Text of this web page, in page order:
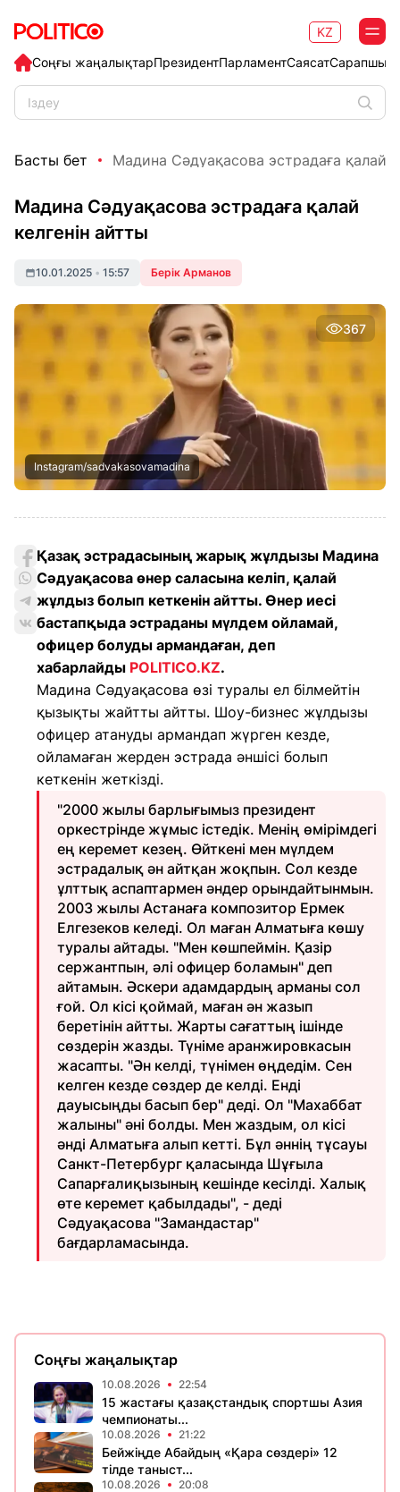
Соңғы жаңалықтарПрезидентПарламентСаясат
KZ
Басты бет Мадина Сәдуақасова эстрадаға қалай
Мадина Сәдуақасова эстрадаға қалай
келгенін айтты
10.01.2025 • 15:57 Берік Арманов
367
Instagram/sadvakasovamadina
Қазақ эстрадасының жарық жұлдызы Мадина
Сәдуақасова өнер саласына келіп, қалай
жұлдыз болып кеткенін айтты. Өнер иесі
бастапқыда эстраданы мүлдем ойламай,
офицер болуды армандаған, деп
хабарлайды POLITICO.KZ.
Мадина Сәдуақасова өзі туралы ел білмейтін
қызықты жайтты айтты. Шоу-бизнес жұлдызы
офицер атануды армандап жүрген кезде,
ойламаған жерден эстрада әншісі болып
кеткенін жеткізді.
"2000 жылы барлығымыз президент
оркестрінде жұмыс істедік. Менің өмірімдегі
ең керемет кезең. Өйткені мен мүлдем
эстрадалық ән айтқан жоқпын. Сол кезде
ұлттық аспаптармен әндер орындайтынмын.
2003 жылы Астанаға композитор Ермек
Елгезеков келеді. Ол маған Алматыға көшу
туралы айтады. "Мен көшпеймін. Қазір
сержантпын, әлі офицер боламын" деп
айтамын. Әскери адамдардың арманы сол
ғой. Ол кісі қоймай, маған ән жазып
беретінін айтты. Жарты сағаттың ішінде
сөздерін жазды. Түніме аранжировкасын
жасапты. "Ән келді, түнімен өңдедім. Сен
келген кезде сөздер де келді. Енді
дауысыңды басып бер" деді. Ол "Махаббат
жалыны" әні болды. Мен жаздым, ол кісі
әнді Алматыға алып кетті. Бұл әннің тұсауы
Санкт-Петербург қаласында Шұғыла
Сапарғалиқызының кешінде кесілді. Халық
өте керемет қабылдады", - деді
Сәдуақасова "Замандастар"
бағдарламасында.
Соңғы жаңалықтар
10.08.2026 22:54
15 жастағы қазақстандық спортшы Азия
чемпионаты...
10.08.2026 21:22
Бейжіңде Абайдың «Қара сөздері» 12
тілде таныст...
10.08.2026 20:08